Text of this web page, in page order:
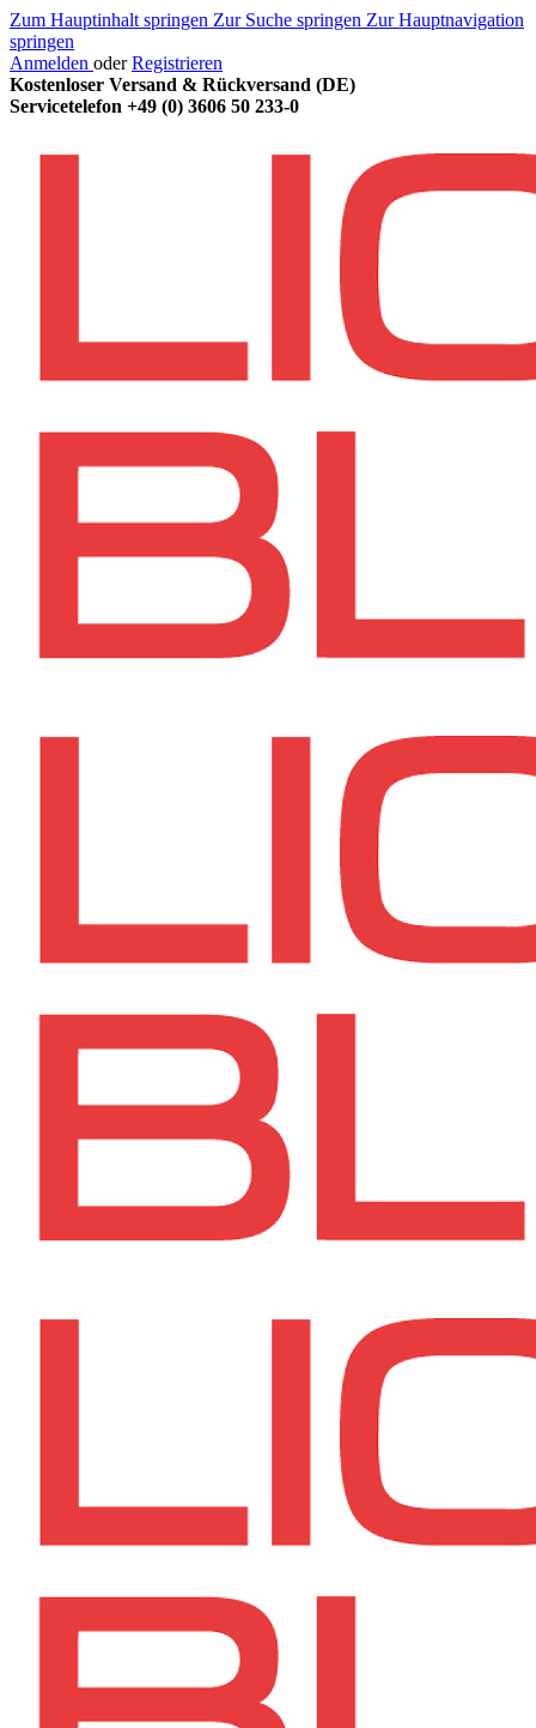
Zum Hauptinhalt springen Zur Suche springen Zur Hauptnavigation
springen
Anmelden oder Registrieren
Kostenloser Versand & Rückversand (DE)
Servicetelefon +49 (0) 3606 50 233-0